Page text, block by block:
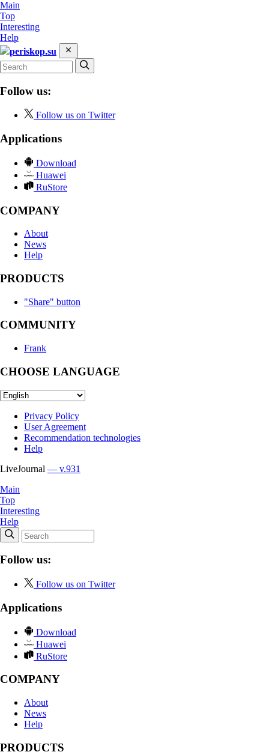
Main
Top
Interesting
Help
periskop.su
Follow us:
Follow us on Twitter
Applications
Download
Huawei
RuStore
COMPANY
About
News
Help
PRODUCTS
"Share" button
COMMUNITY
Frank
CHOOSE LANGUAGE
Privacy Policy
User Agreement
Recommendation technologies
Help
LiveJournal — v.931
Main
Top
Interesting
Help
Follow us:
Follow us on Twitter
Applications
Download
Huawei
RuStore
COMPANY
About
News
Help
PRODUCTS